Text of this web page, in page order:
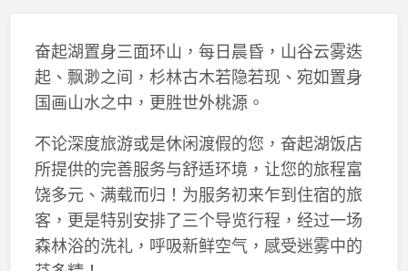
奋起湖置身三面环山，每日晨昏，山谷云雾迭
起、飘渺之间，杉林古木若隐若现、宛如置身
国画山水之中，更胜世外桃源。
不论深度旅游或是休闲渡假的您，奋起湖饭店
所提供的完善服务与舒适环境，让您的旅程富
饶多元、满载而归！为服务初来乍到住宿的旅
客，更是特别安排了三个导览行程，经过一场
森林浴的洗礼，呼吸新鲜空气，感受迷雾中的